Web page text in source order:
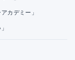
カデミー」